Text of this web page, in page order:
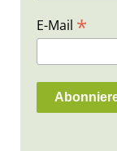
E-Mail *